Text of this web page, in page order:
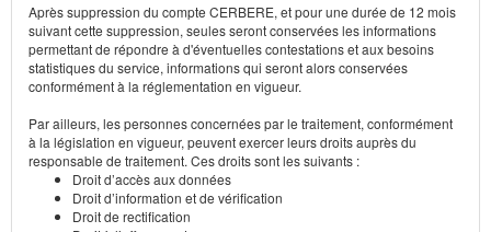
Après suppression du compte CERBERE, et pour une durée de 12 mois
suivant cette suppression, seules seront conservées les informations
permettant de répondre à d'éventuelles contestations et aux besoins
statistiques du service, informations qui seront alors conservées
conformément à la réglementation en vigueur.
Par ailleurs, les personnes concernées par le traitement, conformément
à la législation en vigueur, peuvent exercer leurs droits auprès du
responsable de traitement. Ces droits sont les suivants :
Droit d’accès aux données
Droit d’information et de vérification
Droit de rectification